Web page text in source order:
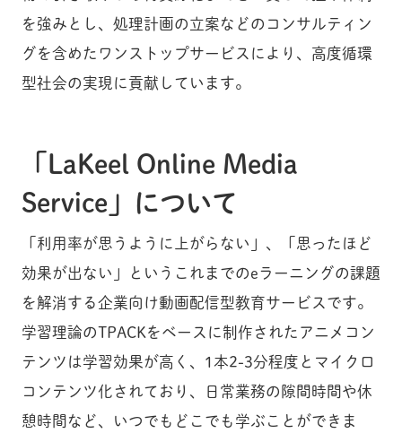
を強みとし、処理計画の立案などのコンサルティン
グを含めたワンストップサービスにより、高度循環
型社会の実現に貢献しています。
「LaKeel Online Media
Service」について
「利用率が思うように上がらない」、「思ったほど
効果が出ない」というこれまでのeラーニングの課題
を解消する企業向け動画配信型教育サービスです。
学習理論のTPACKをベースに制作されたアニメコン
テンツは学習効果が高く、1本2-3分程度とマイクロ
コンテンツ化されており、日常業務の隙間時間や休
憩時間など、いつでもどこでも学ぶことができま